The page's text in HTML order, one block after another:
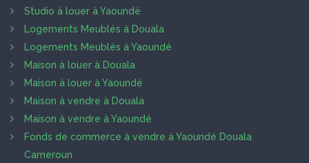
Studio à louer à Yaoundé
Logements Meublés à Douala
Logements Meublés à Yaoundé
Maison à louer à Douala
Maison à louer à Yaoundé
Maison à vendre à Douala
Maison à vendre à Yaoundé
Fonds de commerce à vendre à Yaoundé Douala
Cameroun